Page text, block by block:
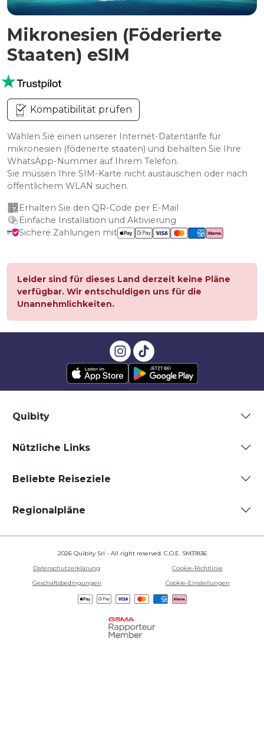
Mikronesien (Föderierte
Staaten) eSIM
Kompatibilität prüfen
Wählen Sie einen unserer Internet-Datentarife für
mikronesien (föderierte staaten) und behalten Sie Ihre
WhatsApp-Nummer auf Ihrem Telefon.
Sie müssen Ihre SIM-Karte nicht austauschen oder nach
öffentlichem WLAN suchen.
Erhalten Sie den QR-Code per E-Mail
Einfache Installation und Aktivierung
Sichere Zahlungen mit
Leider sind für dieses Land derzeit keine Pläne
verfügbar. Wir entschuldigen uns für die
Unannehmlichkeiten.
Quibity
Nützliche Links
Beliebte Reiseziele
Regionalpläne
2026 Quibity Srl - All right reserved. C.O.E. SM31836
Datenschutzerklärung
Cookie-Richtlinie
Geschäftsbedingungen
Cookie-Einstellungen